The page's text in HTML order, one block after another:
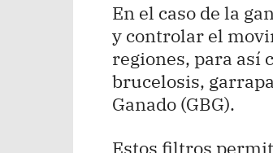
En el caso de la
y controlar el
regiones, para así
brucelosis,
Ganado (GBG).
Estos filtros